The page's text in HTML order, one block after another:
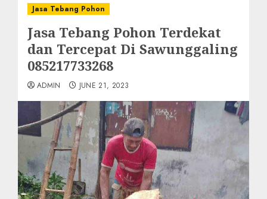
Jasa Tebang Pohon
Jasa Tebang Pohon Terdekat
dan Tercepat Di Sawunggaling
085217733268
ADMIN JUNE 21, 2023